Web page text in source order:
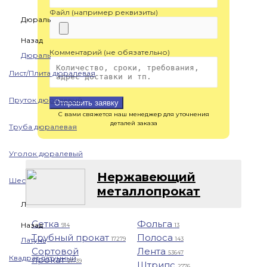
Дюраль
Назад
Дюраль
Лист/Плита дюралевая
Пруток дюралевый
Труба дюралевая
Уголок дюралевый
Шестигранник дюралевый
Латунь
Назад
Латунь
Квадрат латунный
Файл (например реквизиты)
Комментарий (не обязательно)
Отправить заявку
С вами свяжется наш менеджер для уточнения
деталей заказа
Нержавеющий
металлопрокат
Сетка 914
Трубный прокат17279
Сортовой
прокат21739
Фольга13
Полоса143
Лента 53647